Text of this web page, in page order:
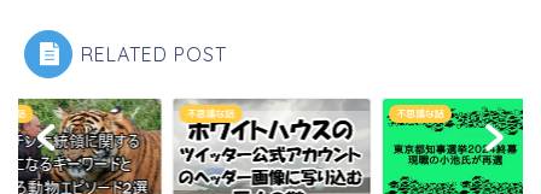
RELATED POST
な話 不思議な話 不思議な話